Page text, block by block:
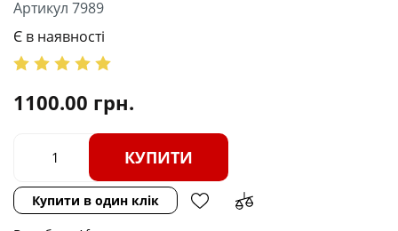
Артикул 7989
Є в наявності
1100.00 грн.
КУПИТИ
Купити в один клік